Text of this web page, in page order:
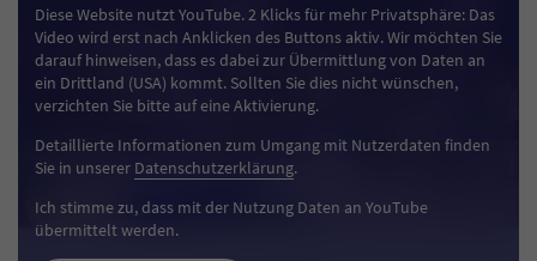
Diese Website nutzt YouTube. 2 Klicks für mehr Privatsphäre: Das
Video wird erst nach Anklicken des Buttons aktiv. Wir möchten Sie
darauf hinweisen, dass es dabei zur Übermittlung von Daten an
ein Drittland (USA) kommt. Sollten Sie dies nicht wünschen,
verzichten Sie bitte auf eine Aktivierung.
Detaillierte Informationen zum Umgang mit Nutzerdaten finden
Sie in unserer Datenschutzerklärung.
Ich stimme zu, dass mit der Nutzung Daten an YouTube
übermittelt werden.